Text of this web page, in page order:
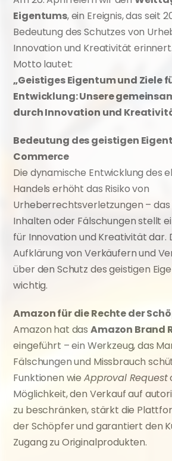
Eigentums, ein Ereignis, das seit
Bedeutung des Schutzes von
Innovation und Kreativität
Motto lautet:
„Geistiges Eigentum und Ziele
Entwicklung: Unsere
durch Innovation und
Bedeutung des geistigen
Commerce
Die dynamische Entwicklung des
Handels erhöht das Risiko von
Urheberrechtsverletzungen – das
Inhalten oder Fälschungen stellt
für Innovation und Kreativität dar.
Aufklärung von Verkäufern und
über den Schutz des geistigen
wichtig.
Amazon für die Rechte der
Amazon hat das Amazon Brand
eingeführt – ein Werkzeug, das
Fälschungen und Missbrauch
Funktionen wie Approval Request
Möglichkeit, den Verkauf auf
zu beschränken, stärkt die
der Schöpfer und garantiert den
Zugang zu Originalprodukten.